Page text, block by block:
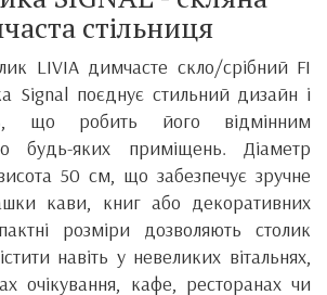
стільниця
LIVIA димчасте скло/срібний FI
Signal поєднує стильний дизайн і
що робить його відмінним
будь-яких приміщень. Діаметр
50 см, що забезпечує зручне
кави, книг або декоративних
розміри дозволяють столик
навіть у невеликих вітальнях,
очікування, кафе, ресторанах чи